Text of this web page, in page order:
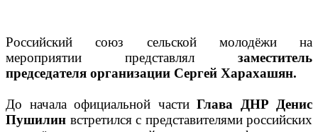
Российский союз сельской молодёжи на
мероприятии представлял заместитель
председателя организации Сергей Харахашян.
До начала официальной части Глава ДНР Денис
Пушилин встретился с представителями российских